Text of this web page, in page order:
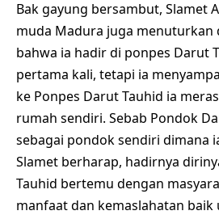
Bak gayung bersambut, Slamet
muda Madura juga menuturkan
bahwa ia hadir di ponpes Darut
pertama kali, tetapi ia
ke Ponpes Darut Tauhid ia
rumah sendiri. Sebab Pondok
sebagai pondok sendiri dimana
Slamet berharap, hadirnya
Tauhid bertemu dengan
manfaat dan kemaslahatan